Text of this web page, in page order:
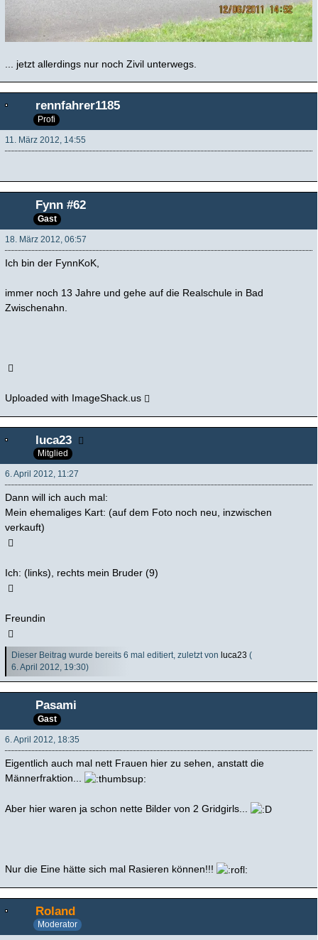
... jetzt allerdings nur noch Zivil unterwegs.
rennfahrer1185
Profi
11. März 2012, 14:55
Fynn #62
Gast
18. März 2012, 06:57
Ich bin der FynnKoK,
immer noch 13 Jahre und gehe auf die Realschule in Bad
Zwischenahn.
Uploaded with ImageShack.us
luca23
Mitglied
6. April 2012, 11:27
Dann will ich auch mal:
Mein ehemaliges Kart: (auf dem Foto noch neu, inzwischen
verkauft)
Ich: (links), rechts mein Bruder (9)
Freundin
Dieser Beitrag wurde bereits 6 mal editiert, zuletzt von luca23 (
6. April 2012, 19:30)
Pasami
Gast
6. April 2012, 18:35
Eigentlich auch mal nett Frauen hier zu sehen, anstatt die
Männerfraktion...
Aber hier waren ja schon nette Bilder von 2 Gridgirls...
Nur die Eine hätte sich mal Rasieren können!!!
Roland
Moderator